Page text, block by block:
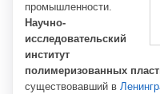
промышленности.
Научно-
исследовательский
институт
полимеризованных
существовавший в